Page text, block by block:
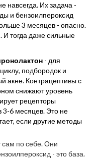
навсегда. Их задача -
и бензоилпероксид
3 месяцев - опасно.
И тогда даже сильные
- для
подбородок и
акне. Контрацептивы с
снижают уровень
рецепторы
3-6 месяцев. Это не
если другие методы
сам по себе. Они
- это база.